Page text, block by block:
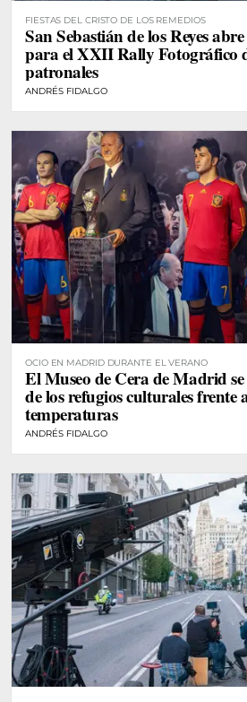
FIESTAS DEL CRISTO DE LOS REMEDIOS
San Sebastián de los Reyes
para el XXII Rally Fotográfico
patronales
ANDRÉS FIDALGO
OCIO EN MADRID DURANTE EL VERANO
El Museo de Cera de Madrid
de los refugios culturales frente
temperaturas
ANDRÉS FIDALGO